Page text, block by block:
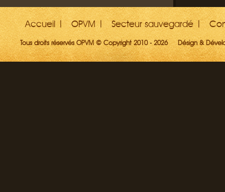
Accueil OPVM Secteur sauvegardé
Tous droits réservés OPVM © Copyright 2010 - 2026 Désign &